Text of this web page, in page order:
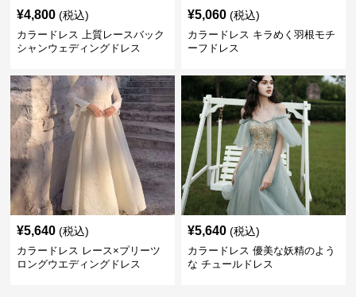
¥4,800 (税込)
カラードレス 上質レースバック
シャンウェディングドレス
¥5,060 (税込)
カラードレス キラめく羽根モチ
ーフドレス
¥5,640 (税込)
カラードレス レース×プリーツ
ロングウエディングドレス
¥5,640 (税込)
カラードレス 優美な妖精のよう
な チュールドレス